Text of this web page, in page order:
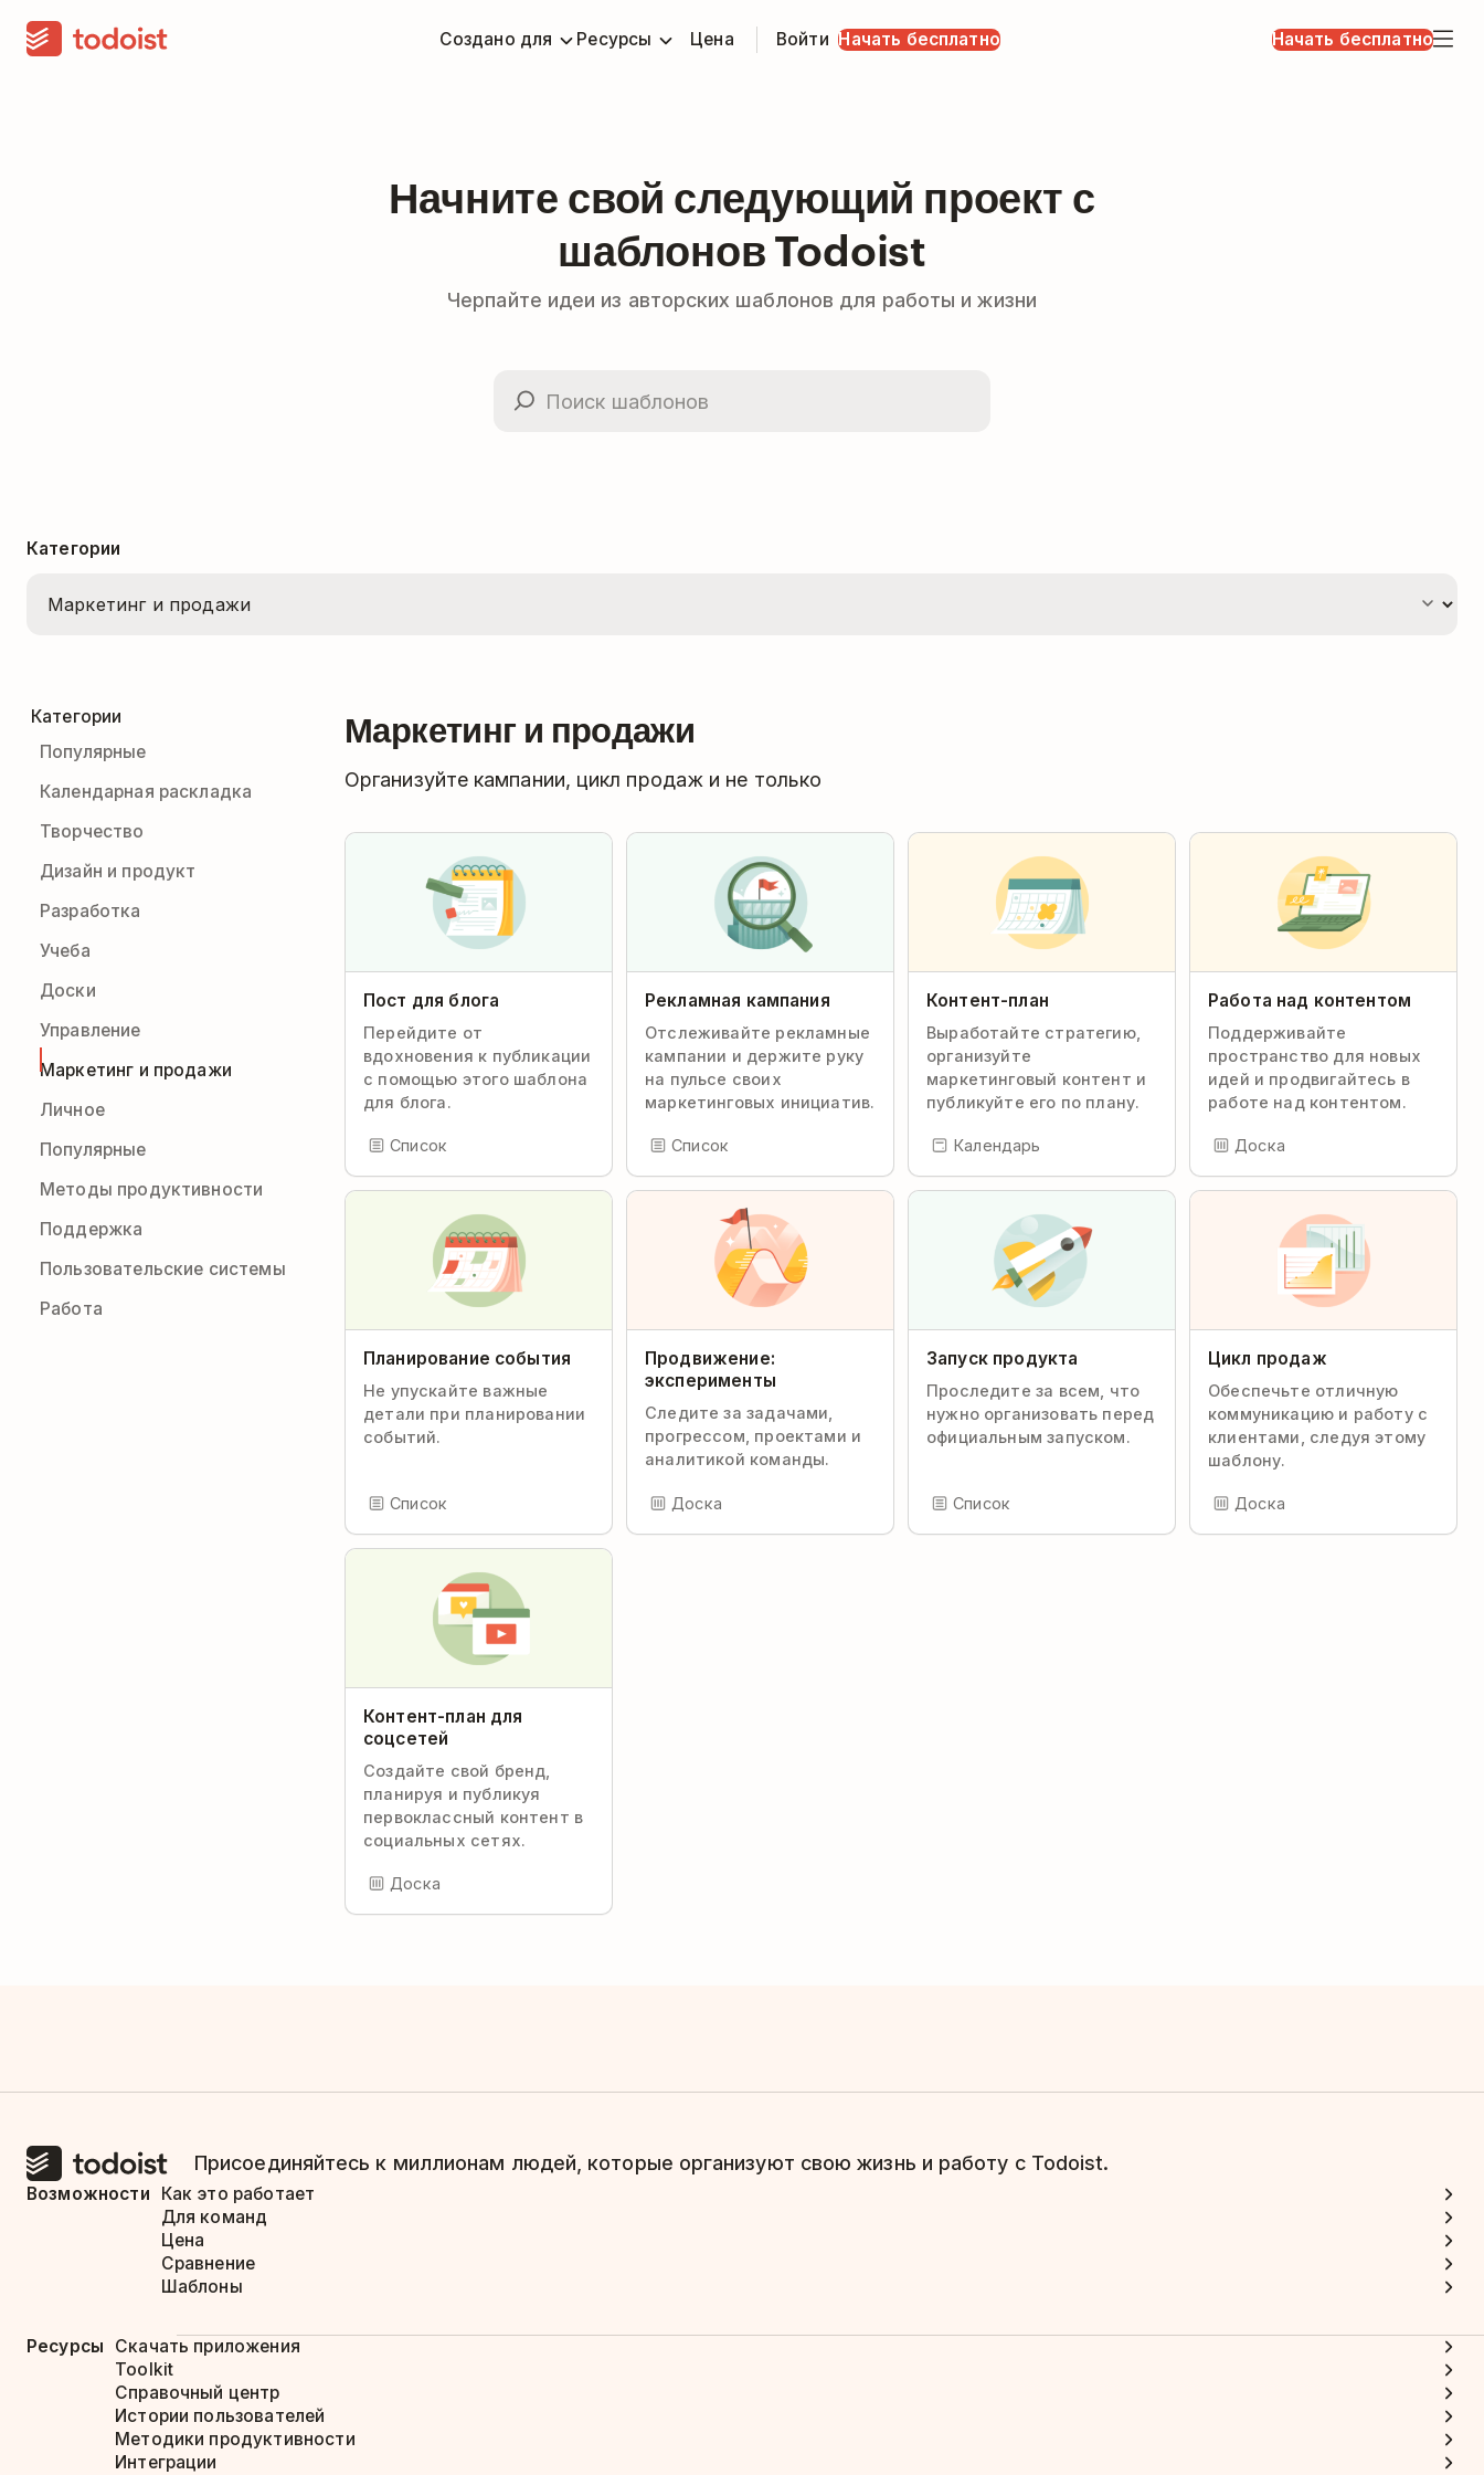
Создано для Ресурсы Цена Войти Начать бесплатно Начать бесплатно
Начните свой следующий проект с
шаблонов Todoist
Черпайте идеи из авторских шаблонов для работы и жизни
Категории
Категории
Популярные
Календарная раскладка
Творчество
Дизайн и продукт
Разработка
Учеба
Доски
Управление
Маркетинг и продажи
Личное
Популярные
Методы продуктивности
Поддержка
Пользовательские системы
Работа
Маркетинг и продажи
Организуйте кампании, цикл продаж и не только
Пост для блога
Перейдите от
вдохновения к публикации
с помощью этого шаблона
для блога.
Список
Рекламная кампания
Отслеживайте рекламные
кампании и держите руку
на пульсе своих
маркетинговых инициатив.
Список
Контент-план
Выработайте стратегию,
организуйте
маркетинговый контент и
публикуйте его по плану.
Календарь
Работа над контентом
Поддерживайте
пространство для новых
идей и продвигайтесь в
работе над контентом.
Доска
Планирование события
Не упускайте важные
детали при планировании
событий.
Список
Продвижение:
эксперименты
Следите за задачами,
прогрессом, проектами и
аналитикой команды.
Доска
Запуск продукта
Проследите за всем, что
нужно организовать перед
официальным запуском.
Список
Цикл продаж
Обеспечьте отличную
коммуникацию и работу с
клиентами, следуя этому
шаблону.
Доска
Контент-план для
соцсетей
Создайте свой бренд,
планируя и публикуя
первоклассный контент в
социальных сетях.
Доска
Присоединяйтесь к миллионам людей, которые организуют свою жизнь и работу с Todoist.
Возможности
Как это работает
Для команд
Цена
Сравнение
Шаблоны
Ресурсы
Скачать приложения
Toolkit
Справочный центр
Истории пользователей
Методики продуктивности
Интеграции